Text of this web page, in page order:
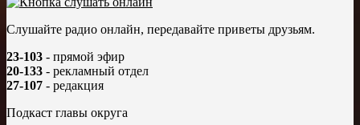
Слушайте радио онлайн, передавайте приветы друзьям.
23-103 - прямой эфир
20-133 - рекламный отдел
27-107 - редакция
Подкаст главы округа